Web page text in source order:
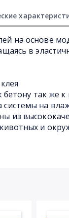
на основе
в
бетону так же
на
из
и